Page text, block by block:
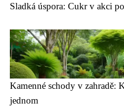
Sladká úspora: Cukr v akci
Kamenné schody v zahradě:
jednom